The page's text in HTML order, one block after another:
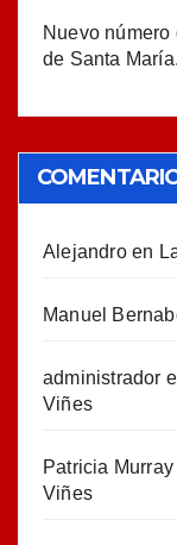
Nuevo
de Santa María.
Alejandroen
Manuel
administrador
Viñes
Patricia Murray
Viñes